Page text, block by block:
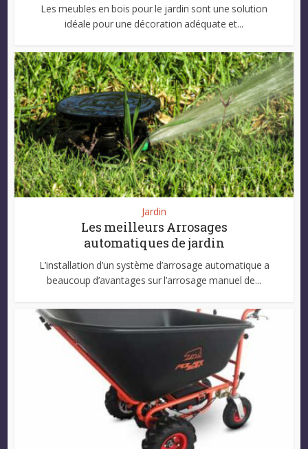
Les meubles en bois pour le jardin sont une solution
idéale pour une décoration adéquate et...
Jardin
Les meilleurs Arrosages
automatiques de jardin
L’installation d’un système d’arrosage automatique a
beaucoup d’avantages sur l’arrosage manuel de...